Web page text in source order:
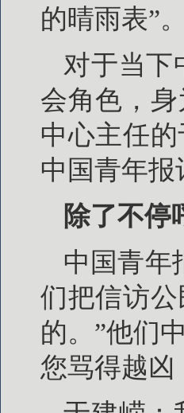
的晴雨表”。
对于当下
会角色，
中心主任
中国青年报
除了不停
中国青年
们把信访
的。”他们
您骂得越